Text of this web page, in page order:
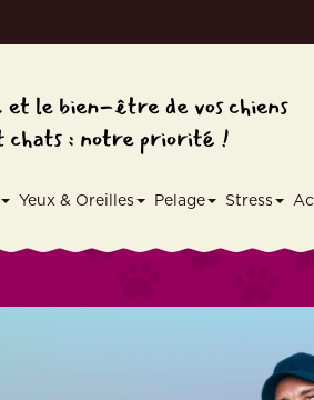
Yeux & Oreilles Pelage Stress